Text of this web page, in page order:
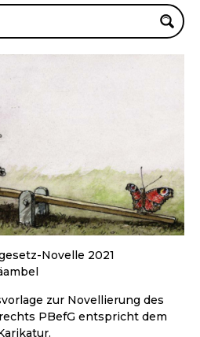
Novelle 2021
zur Novellierung des
PBefG entspricht dem